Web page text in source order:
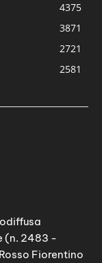
4375
3871
2721
2581
(n. 2483 -
Fiorentino